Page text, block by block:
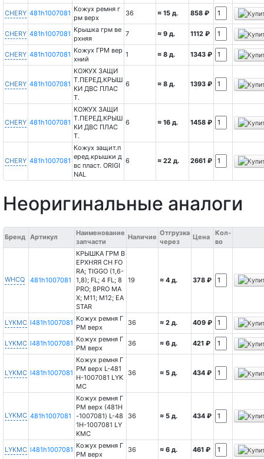
CHERY 481h1007081 Кожух ремня г
рм верх
36 ≈ 15 д. 858 ₽
CHERY 481h1007081 Крышка грм ве
рхняя
7 ≈ 9 д. 1112 ₽
CHERY 481h1007081 Кожух ГРМ вер
хний
1 ≈ 8 д. 1343 ₽
CHERY 481h1007081
КОЖУХ ЗАЩИ
Т.ПЕРЕД.КРЫШ
КИ ДВС ПЛАС
Т.
6 ≈ 8 д. 1393 ₽
CHERY 481h1007081
КОЖУХ ЗАЩИ
Т.ПЕРЕД.КРЫШ
КИ ДВС ПЛАС
Т.
6 ≈ 16 д. 1458 ₽
CHERY 481h1007081
Кожух защит.п
еред.крышки д
вс пласт. ORIGI
NAL
6 ≈ 22 д. 2661 ₽
Неоригинальные аналоги
Бренд Артикул
Наименование
запчасти
Наличие Отгрузка
через
Цена
Кол-
во
WHCQ 481h1007081
КРЫШКА ГРМ В
ЕРХНЯЯ CH FO
RA; TIGGO (1,6-
1,8); FL; 4 FL; 8
PRO; 8PRO MA
X; M11; M12; EA
STAR
19 ≈ 4 д. 378 ₽
LYKMC l481h1007081 Кожух ремня Г
РМ верх
36 ≈ 2 д. 409 ₽
LYKMC l481h1007081 Кожух ремня Г
РМ верх
36 ≈ 6 д. 421 ₽
LYKMC l481h1007081
Кожух ремня Г
РМ верх L-481
H-1007081 LYK
MC
36 ≈ 5 д. 434 ₽
LYKMC 481h1007081
Кожух ремня Г
РМ верх (481H
-1007081) L-48
1H-1007081 LY
KMC
36 ≈ 5 д. 434 ₽
LYKMC l481h1007081 Кожух ремня Г
РМ верх
36 ≈ 6 д. 461 ₽